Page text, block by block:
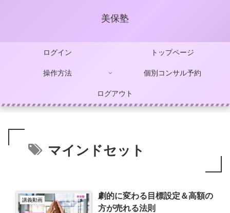
美保塾
ログイン トップページ
操作方法 個別コンサル予約
ログアウト
マインドセット
講義動画
劇的に変わる目標設定＆高額の
方が売れる法則